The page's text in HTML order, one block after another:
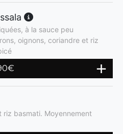
à la sauce peu
oignons, coriandre et riz
€
riz basmati. Moyennement